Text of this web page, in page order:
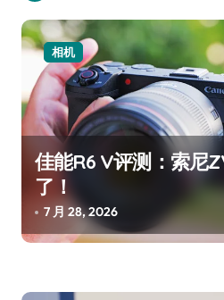
相机
佳能R6 V评测：索尼
了！
7 月 28, 2026